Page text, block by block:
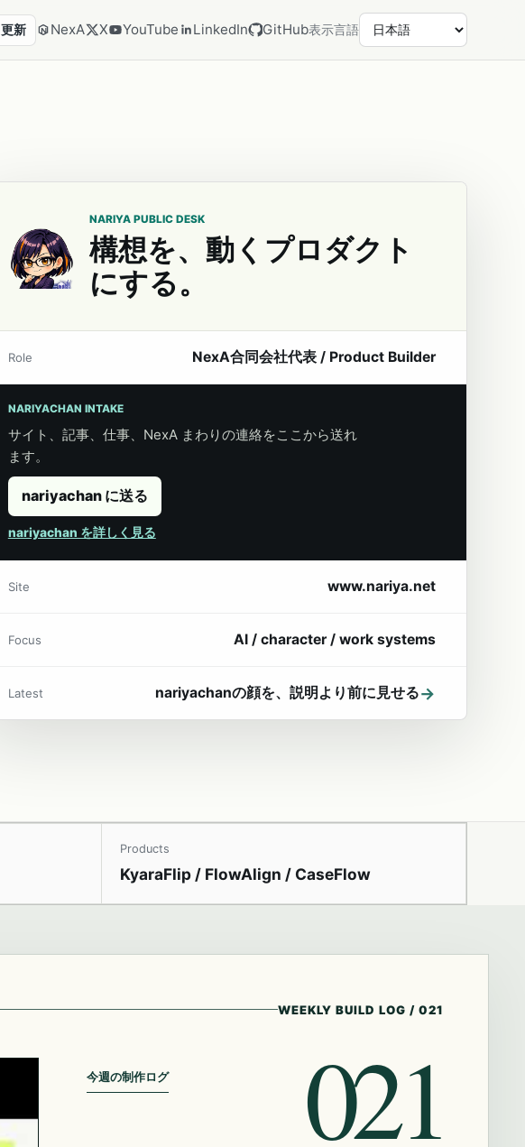
更新 NexA X YouTube LinkedIn GitHub表示言語
NARIYA PUBLIC DESK
構想を、動くプロダクト
にする。
Role NexA合同会社代表 / Product Builder
NARIYACHAN INTAKE
サイト、記事、仕事、NexA まわりの連絡をここから送れ
ます。
nariyachan に送る
nariyachan を詳しく見る
Site www.nariya.net
Focus AI / character / work systems
Latest nariyachanの顔を、説明より前に見せる→
Products
KyaraFlip / FlowAlign / CaseFlow
WEEKLY BUILD LOG / 021
今週の制作ログ 021